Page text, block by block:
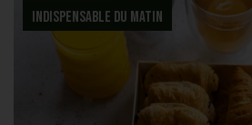
Indispensable du matin